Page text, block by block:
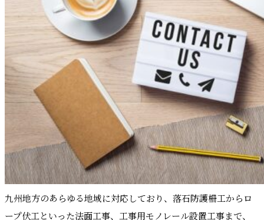
九州地方のあらゆる地域に対応しており、落石防護柵工からロ
ープ伏工といった法面工事、工事用モノレール設置工事まで、